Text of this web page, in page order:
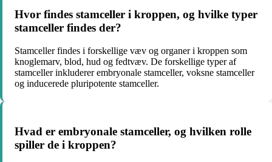
Hvor findes stamceller i kroppen, og hvilke typer
stamceller findes der?
Stamceller findes i forskellige væv og organer i kroppen som
knoglemarv, blod, hud og fedtvæv. De forskellige typer af
stamceller inkluderer embryonale stamceller, voksne stamceller
og inducerede pluripotente stamceller.
Hvad er embryonale stamceller, og hvilken rolle
spiller de i kroppen?